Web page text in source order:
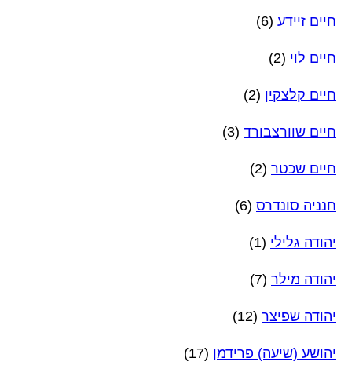
חיים זיידע (6)
חיים לוי (2)
חיים קלצקין (2)
חיים שוורצבורד (3)
חיים שכטר (2)
חנניה סונדרס (6)
יהודה גלילי (1)
יהודה מילר (7)
יהודה שפיצר (12)
יהושע (שיעה) פרידמן (17)